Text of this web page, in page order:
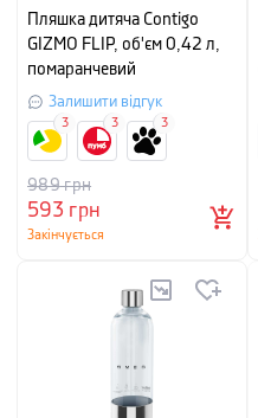
Пляшка дитяча Contigo
GIZMO FLIP, об'єм 0,42 л,
помаранчевий
Залишити відгук
593 грн
989грн
Закінчується
3 3 3